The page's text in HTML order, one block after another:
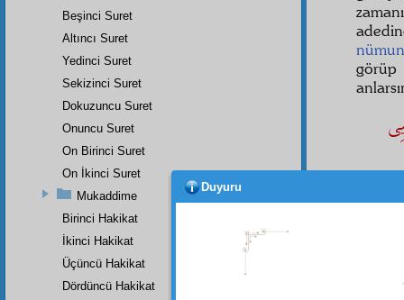
Beşinci Suret
Altıncı Suret
Yedinci Suret
Sekizinci Suret
Dokuzuncu Suret
Onuncu Suret
On Birinci Suret
On İkinci Suret
Mukaddime
Birinci Hakikat
İkinci Hakikat
Üçüncü Hakikat
Dördüncü Hakikat
Duyuru